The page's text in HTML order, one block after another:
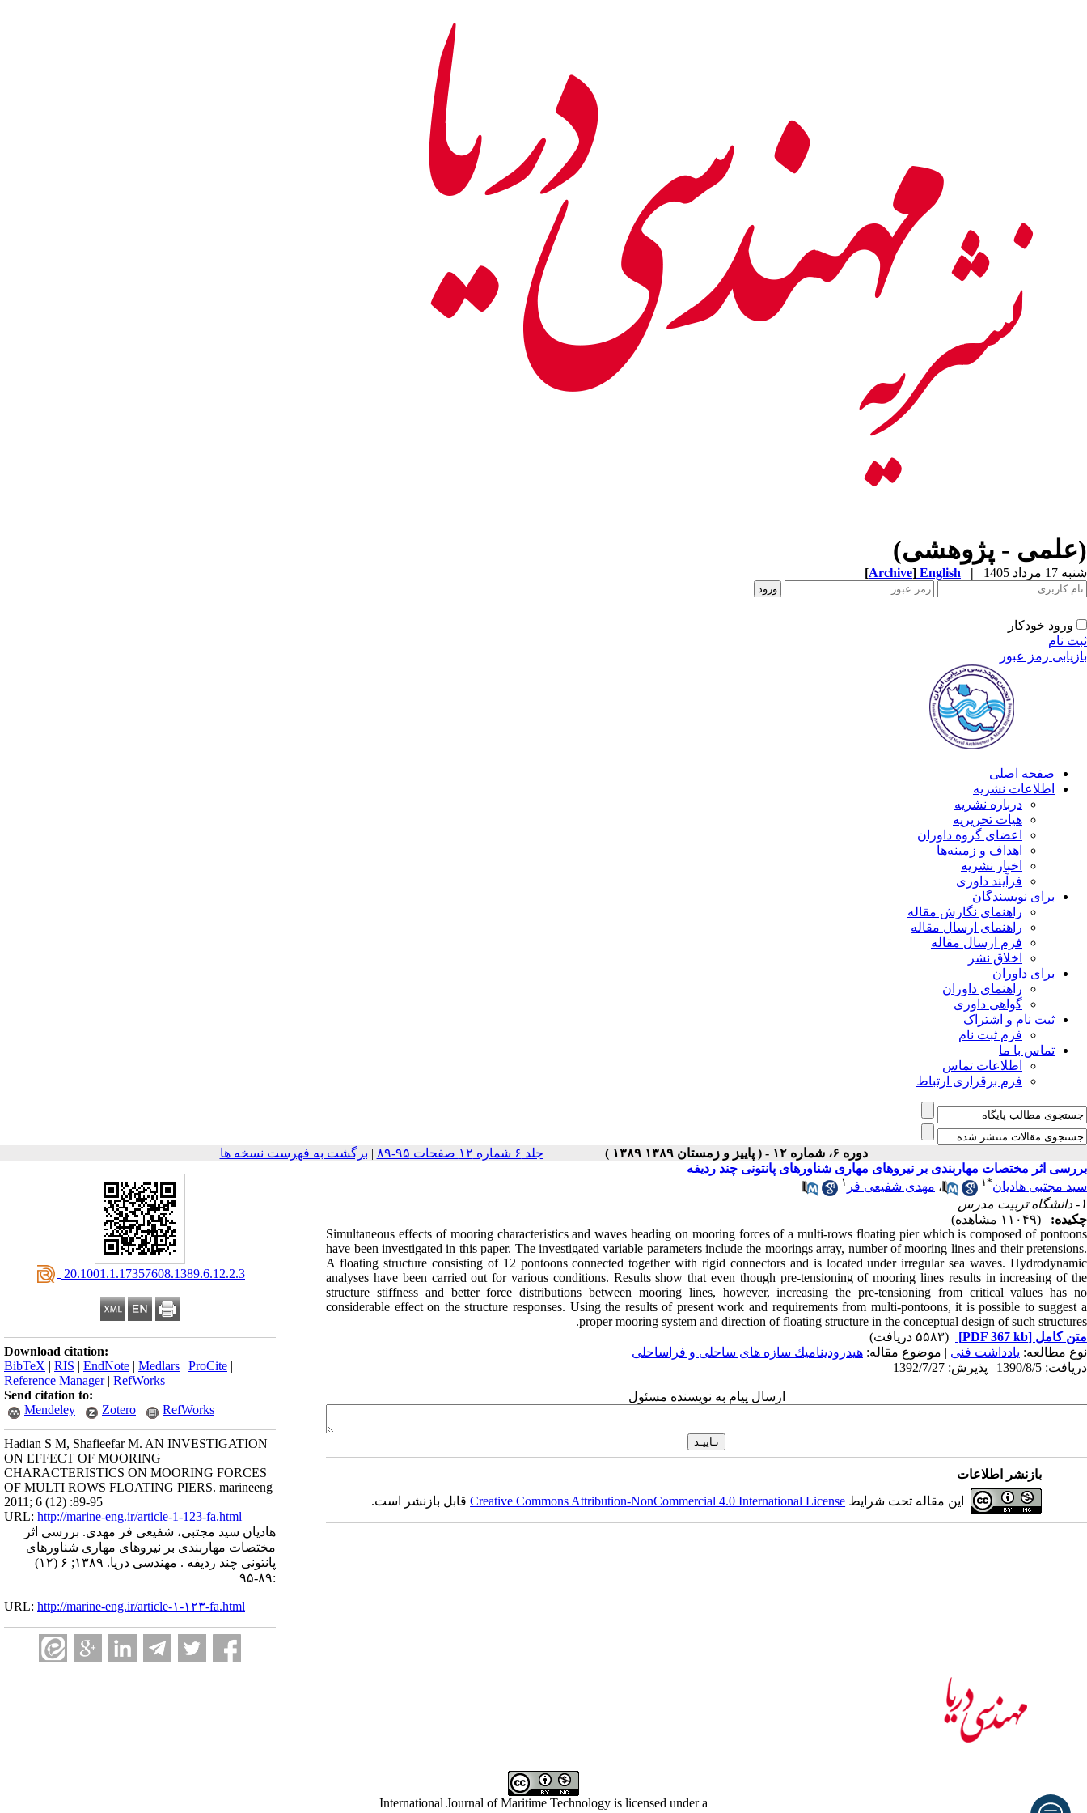
(علمی - پژوهشی)
شنبه 17 مرداد 1405 |
English
[Archive]
ورود خودکار
ثبت نام
بازیابی رمز عبور
صفحه اصلی
اطلاعات نشریه
درباره نشریه
هیات تحریریه
اعضای گروه داوران
اهداف و زمینه‌ها
اخبار نشریه
فرآیند داوری
برای نویسندگان
راهنمای نگارش مقاله
راهنمای ارسال مقاله
فرم ارسال مقاله
اخلاق نشر
برای داوران
راهنمای داوران
گواهی داوری
ثبت نام و اشتراک
فرم ثبت نام
تماس با ما
اطلاعات تماس
فرم برقراری ارتباط
دوره ۶، شماره ۱۲ - ( پاییز و زمستان ۱۳۸۹ ۱۳۸۹ ) جلد ۶ شماره ۱۲ صفحات ۹۵-۸۹ | برگشت به فهرست نسخه ها
‎ 20.1001.1.17357608.1389.6.12.2.3
Download citation:
BibTeX | RIS | EndNote | Medlars | ProCite |
Reference Manager| RefWorks
Send citation to:
Mendeley
Zotero RefWorks
Hadian S M, Shafieefar M. AN INVESTIGATION
ON EFFECT OF MOORING
CHARACTERISTICS ON MOORING FORCES
OF MULTI ROWS FLOATING PIERS. marineeng
2011; 6 (12) :89-95
URL: http://marine-eng.ir/article-1-123-fa.html
هادیان سید مجتبی، شفیعی فر مهدی. بررسی اثر
مختصات مهاربندی بر نیروهای مهاری شناورهای
پانتونی چند ردیفه . مهندسی دریا. ۱۳۸۹; ۶ (۱۲)
:۸۹-۹۵
URL: http://marine-eng.ir/article-۱-۱۲۳-fa.html
بررسی اثر مختصات مهاربندی بر نیروهای مهاری شناورهای پانتونی چند ردیفه
سید مجتبی هادیان*۱ ، مهدی شفیعی فر ۱
۱- دانشگاه تربیت مدرس
چکیده:
(۱۱۰۴۹ مشاهده)
Simultaneous effects of mooring characteristics and waves heading on mooring forces of a multi-rows floating pier which is composed of pontoons
have been investigated in this paper. The investigated variable parameters include the moorings array, number of mooring lines and their pretensions.
A floating structure consisting of 12 pontoons connected together with rigid connectors and is located under irregular sea waves. Hydrodynamic
analyses have been carried out for various conditions. Results show that even though pre-tensioning of mooring lines results in increasing of the
structure stiffness and better force distributions between mooring lines, however, increasing the pre-tensioning from critical values has no
considerable effect on the structure responses. Using the results of present work and requirements from multi-pontoons, it is possible to suggest a
proper mooring system and direction of floating structure in the conceptual design of such structures.
متن کامل [PDF 367 kb]
(۵۵۸۳ دریافت)
نوع مطالعه: يادداشت فنی | موضوع مقاله: هیدروديناميك سازه های ساحلی و فراساحلی
دریافت: 1390/8/5 | پذیرش: 1392/7/27
ارسال پیام به نویسنده مسئول
بازنشر اطلاعات
این مقاله تحت شرایط Creative Commons Attribution-NonCommercial 4.0 International Licenseقابل بازنشر است.
International Journal of Maritime Technology is licensed under a